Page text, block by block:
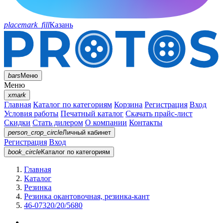
placemark_fillКазань
barsМеню
Меню
xmark
Главная Каталог по категориям Корзина Регистрация Вход
Условия работы Печатный каталог Скачать прайс-лист
Скидки Стать дилером О компании Контакты
person_crop_circleЛичный кабинет
Регистрация Вход
book_circleКаталог по категориям
Главная
Каталог
Резинка
Резинка окантовочная, резинка-кант
46-07320/20/5680